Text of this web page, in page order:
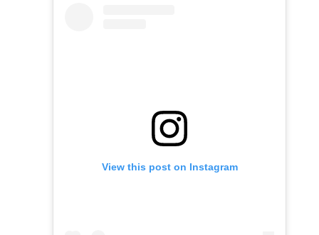
View this post on Instagram